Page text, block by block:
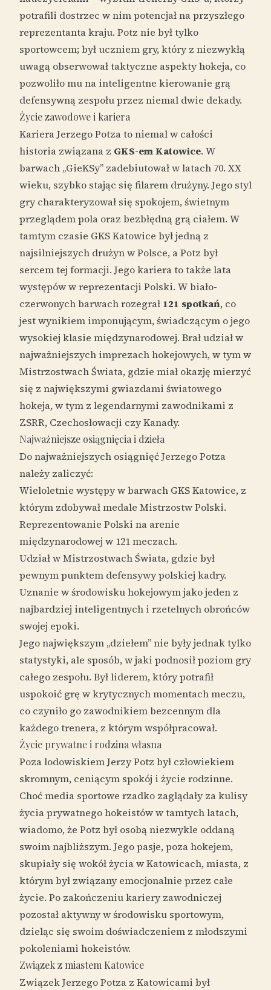
potrafili dostrzec w nim potencjał na przyszłego
reprezentanta kraju. Potz nie był tylko
sportowcem; był uczniem gry, który z niezwykłą
uwagą obserwował taktyczne aspekty hokeja, co
pozwoliło mu na inteligentne kierowanie grą
defensywną zespołu przez niemal dwie dekady.
Życie zawodowe i kariera
Kariera Jerzego Potza to niemal w całości
historia związana z GKS-em Katowice. W
barwach „GieKSy” zadebiutował w latach 70. XX
wieku, szybko stając się filarem drużyny. Jego styl
gry charakteryzował się spokojem, świetnym
przeglądem pola oraz bezbłędną grą ciałem. W
tamtym czasie GKS Katowice był jedną z
najsilniejszych drużyn w Polsce, a Potz był
sercem tej formacji. Jego kariera to także lata
występów w reprezentacji Polski. W biało-
czerwonych barwach rozegrał 121 spotkań, co
jest wynikiem imponującym, świadczącym o jego
wysokiej klasie międzynarodowej. Brał udział w
najważniejszych imprezach hokejowych, w tym w
Mistrzostwach Świata, gdzie miał okazję mierzyć
się z największymi gwiazdami światowego
hokeja, w tym z legendarnymi zawodnikami z
ZSRR, Czechosłowacji czy Kanady.
Najważniejsze osiągnięcia i dzieła
Do najważniejszych osiągnięć Jerzego Potza
należy zaliczyć:
Wieloletnie występy w barwach GKS Katowice, z
którym zdobywał medale Mistrzostw Polski.
Reprezentowanie Polski na arenie
międzynarodowej w 121 meczach.
Udział w Mistrzostwach Świata, gdzie był
pewnym punktem defensywy polskiej kadry.
Uznanie w środowisku hokejowym jako jeden z
najbardziej inteligentnych i rzetelnych obrońców
swojej epoki.
Jego największym „dziełem” nie były jednak tylko
statystyki, ale sposób, w jaki podnosił poziom gry
całego zespołu. Był liderem, który potrafił
uspokoić grę w krytycznych momentach meczu,
co czyniło go zawodnikiem bezcennym dla
każdego trenera, z którym współpracował.
Życie prywatne i rodzina własna
Poza lodowiskiem Jerzy Potz był człowiekiem
skromnym, ceniącym spokój i życie rodzinne.
Choć media sportowe rzadko zaglądały za kulisy
życia prywatnego hokeistów w tamtych latach,
wiadomo, że Potz był osobą niezwykle oddaną
swoim najbliższym. Jego pasje, poza hokejem,
skupiały się wokół życia w Katowicach, miasta, z
którym był związany emocjonalnie przez całe
życie. Po zakończeniu kariery zawodniczej
pozostał aktywny w środowisku sportowym,
dzieląc się swoim doświadczeniem z młodszymi
pokoleniami hokeistów.
Związek z miastem Katowice
Związek Jerzego Potza z Katowicami był